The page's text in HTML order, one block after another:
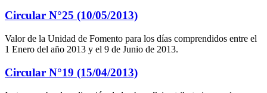
Circular N°25 (10/05/2013)
Valor de la Unidad de Fomento para los días comprendidos entre el
1 Enero del año 2013 y el 9 de Junio de 2013.
Circular N°19 (15/04/2013)